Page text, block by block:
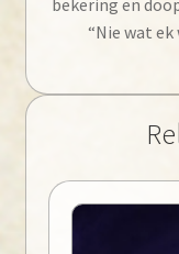
bekering en
“Nie wat